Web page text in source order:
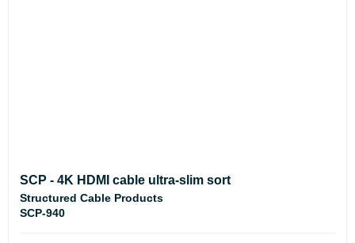
SCP - 4K HDMI cable ultra-slim sort
Structured Cable Products
SCP-940